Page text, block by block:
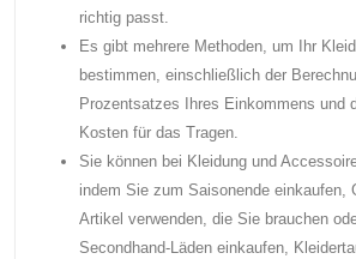
richtig passt.
Es gibt mehrere Methoden, um Ihr
bestimmen, einschließlich der
Prozentsatzes Ihres Einkommens und
Kosten für das Tragen.
Sie können bei Kleidung und
indem Sie zum Saisonende einkaufen,
Artikel verwenden, die Sie brauchen
Secondhand-Läden einkaufen,